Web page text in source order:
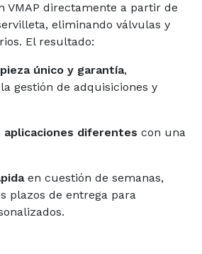
VMAP directamente a partir de
eliminando válvulas y
El resultado:
único y garantía,
gestión de adquisiciones y
aplicaciones diferentes con una
en cuestión de semanas,
plazos de entrega para